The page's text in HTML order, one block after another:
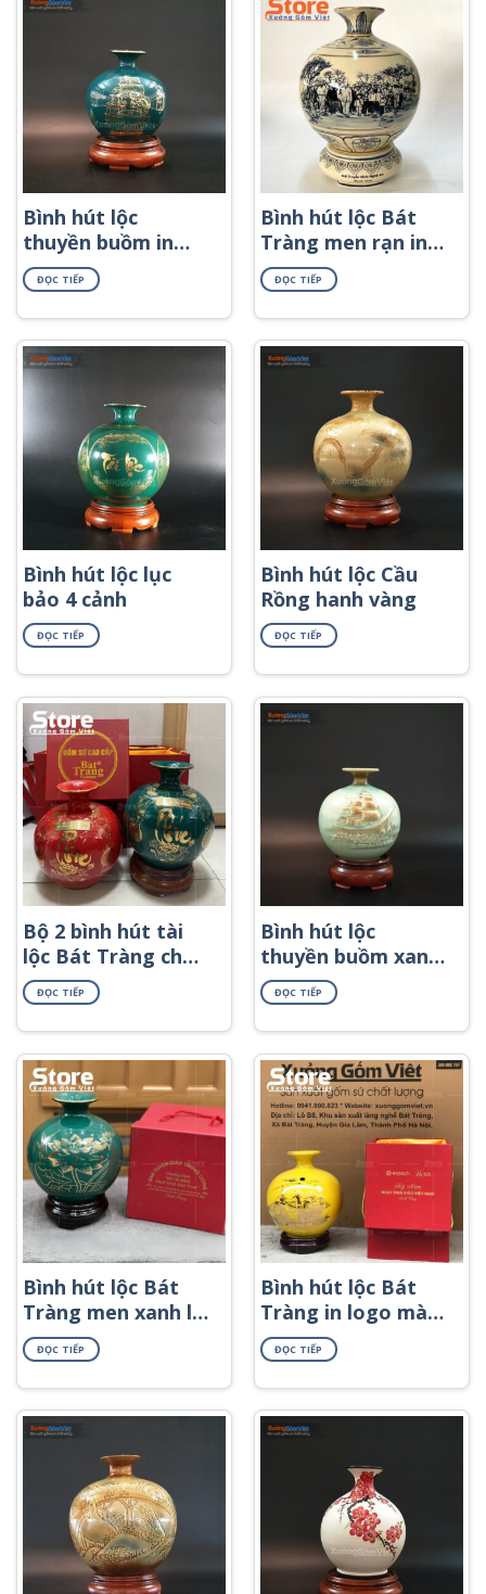
Bình hút lộc
thuyền buồm in
decal vàng
ĐỌC TIẾP
Bình hút lộc Bát
Tràng men rạn in
logo vẽ Bác Hồ
BHL-50
ĐỌC TIẾP
Bình hút lộc lục
bảo 4 cảnh
ĐỌC TIẾP
Bình hút lộc Cầu
Rồng hanh vàng
ĐỌC TIẾP
Bộ 2 bình hút tài
lộc Bát Tràng chữ
phúc in decal vàng
BHL-69
ĐỌC TIẾP
Bình hút lộc
thuyền buồm xanh
ngọc đắp nổi
ĐỌC TIẾP
Bình hút lộc Bát
Tràng men xanh lá
in logo họa tiết
hoa sen in decal
vàng BHL-55
ĐỌC TIẾP
Bình hút lộc Bát
Tràng in logo màu
vàng họa tiết
thuận buồm in
decal vàng BHL-28
ĐỌC TIẾP